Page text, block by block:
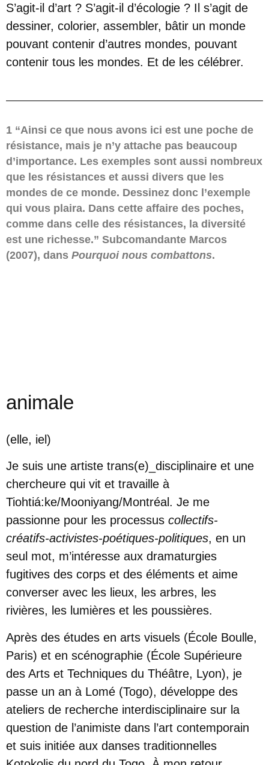
S’agit-il d’art ? S’agit-il d’écologie ? Il s’agit de
dessiner, colorier, assembler, bâtir un monde
pouvant contenir d’autres mondes, pouvant
contenir tous les mondes. Et de les célébrer.
1 “Ainsi ce que nous avons ici est une poche de
résistance, mais je n’y attache pas beaucoup
d’importance. Les exemples sont aussi nombreux
que les résistances et aussi divers que les
mondes de ce monde. Dessinez donc l’exemple
qui vous plaira. Dans cette affaire des poches,
comme dans celle des résistances, la diversité
est une richesse.” Subcomandante Marcos
(2007), dans Pourquoi nous combattons.
animale
(elle, iel)
Je suis une artiste trans(e)_disciplinaire et une
chercheure qui vit et travaille à
Tiohtiá:ke/Mooniyang/Montréal. Je me
passionne pour les processus collectifs-
créatifs-activistes-poétiques-politiques, en un
seul mot, m’intéresse aux dramaturgies
fugitives des corps et des éléments et aime
converser avec les lieux, les arbres, les
rivières, les lumières et les poussières.
Après des études en arts visuels (École Boulle,
Paris) et en scénographie (École Supérieure
des Arts et Techniques du Théâtre, Lyon), je
passe un an à Lomé (Togo), développe des
ateliers de recherche interdisciplinaire sur la
question de l’animiste dans l’art contemporain
et suis initiée aux danses traditionnelles